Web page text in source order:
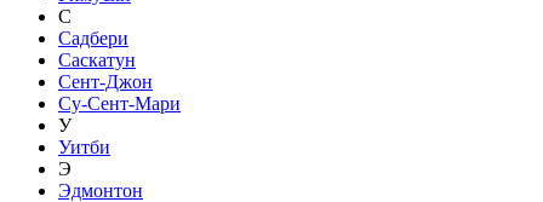
С
Садбери
Саскатун
Сент-Джон
Су-Сент-Мари
У
Уитби
Э
Эдмонтон